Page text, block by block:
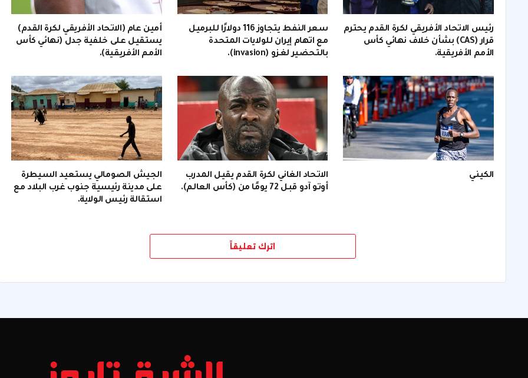
رئيس الاتحاد الأفريقي لكرة القدم يحترم
قرار (CAS) بشأن خلاف نهائي كأس
الأمم الأفريقية.
سعر النفط يتجاوز 116 دولارًا للبرميل
مع اتهام إيران للولايات المتحدة
بالتحضير لغزو (invasion).
أمين عام (الاتحاد الأفريقي لكرة القدم)
يستقيل على خلفية جدل (نهائي كأس
الأمم الأفريقية).
الكيني
الاتحاد الغاني لكرة القدم يقيل المدرب
أوتو آدو قبل 72 يومًا من (كأس العالم).
الجيش الصومالي يستعيد السيطرة
على مدينة رئيسية جنوب غرب البلاد مع
استقالة رئيس الولاية.
اترك تعليقاً